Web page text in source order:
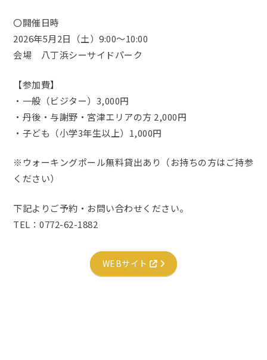
〇開催日時
2026年5月2日（土）9:00〜10:00
会場 八丁浜シーサイドパーク
【参加費】
・一般（ビジター）3,000円
・丹後・与謝野・宮津エリアの方 2,000円
・子ども（小学3年生以上）1,000円
※ウォーキングポール無料貸出あり（お持ちの方はご持参
ください）
下記よりご予約・お問い合わせください。
TEL：0772-62-1882
WEBサイト